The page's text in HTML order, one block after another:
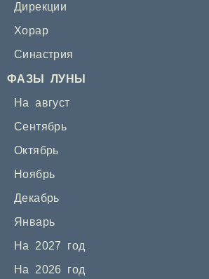
Дирекции
Хорар
Синастрия
ФАЗЫ ЛУНЫ
На август
Сентябрь
Октябрь
Ноябрь
Декабрь
Январь
На 2027 год
На 2026 год